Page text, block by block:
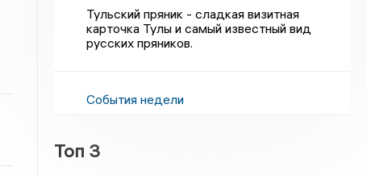
Тульский пряник - сладкая визитная
карточка Тулы и самый известный вид
русских пряников.
События недели
Топ 3